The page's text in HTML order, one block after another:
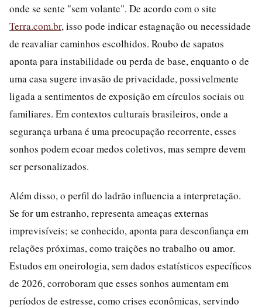
onde se sente "sem volante". De acordo com o site
Terra.com.br, isso pode indicar estagnação ou necessidade
de reavaliar caminhos escolhidos. Roubo de sapatos
aponta para instabilidade ou perda de base, enquanto o de
uma casa sugere invasão de privacidade, possivelmente
ligada a sentimentos de exposição em círculos sociais ou
familiares. Em contextos culturais brasileiros, onde a
segurança urbana é uma preocupação recorrente, esses
sonhos podem ecoar medos coletivos, mas sempre devem
ser personalizados.
Além disso, o perfil do ladrão influencia a interpretação.
Se for um estranho, representa ameaças externas
imprevisíveis; se conhecido, aponta para desconfiança em
relações próximas, como traições no trabalho ou amor.
Estudos em oneirologia, sem dados estatísticos específicos
de 2026, corroboram que esses sonhos aumentam em
períodos de estresse, como crises econômicas, servindo